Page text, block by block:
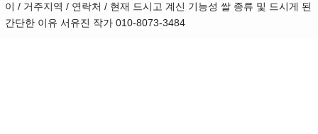
이 / 거주지역 / 연락처 / 현재 드시고 계신 기능성 쌀 종류 및 드시게 된
간단한 이유 서유진 작가 010-8073-3484